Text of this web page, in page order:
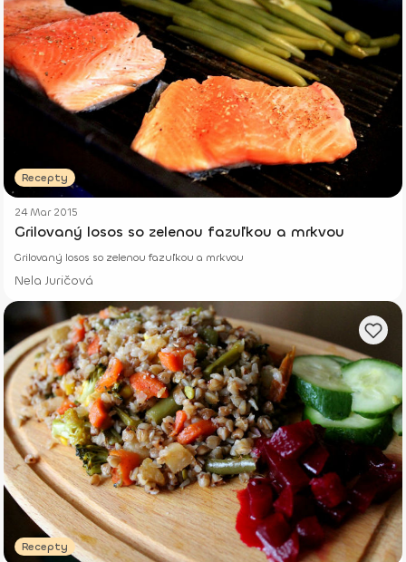
Recepty
24 Mar 2015
Grilovaný losos so zelenou fazuľkou a mrkvou
Grilovaný losos so zelenou fazuľkou a mrkvou
Nela Juričová
Recepty